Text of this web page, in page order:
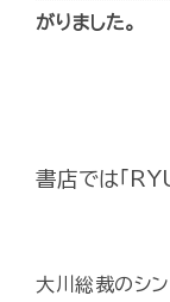
がりました。
書店では「
大川総裁のシ